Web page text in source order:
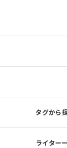
タグから
ライター